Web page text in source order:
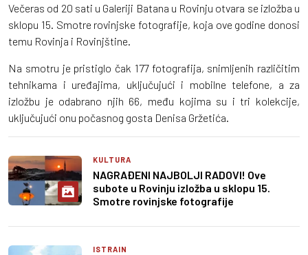
Večeras od 20 sati u Galeriji Batana u Rovinju otvara se izložba u
sklopu 15. Smotre rovinjske fotografije, koja ove godine donosi
temu Rovinja i Rovinjštine.
Na smotru je pristiglo čak 177 fotografija, snimljenih različitim
tehnikama i uređajima, uključujući i mobilne telefone, a za
izložbu je odabrano njih 66, među kojima su i tri kolekcije,
uključujući onu počasnog gosta Denisa Gržetića.
KULTURA
NAGRAĐENI NAJBOLJI RADOVI! Ove
subote u Rovinju izložba u sklopu 15.
Smotre rovinjske fotografije
ISTRAIN